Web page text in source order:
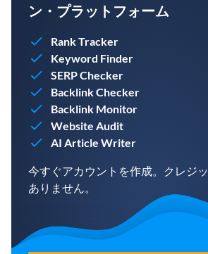
ン・プラットフォーム
Rank Tracker
Keyword Finder
SERP Checker
Backlink Checker
Backlink Monitor
Website Audit
AI Article Writer
今すぐアカウントを作成。クレジ
ありません。